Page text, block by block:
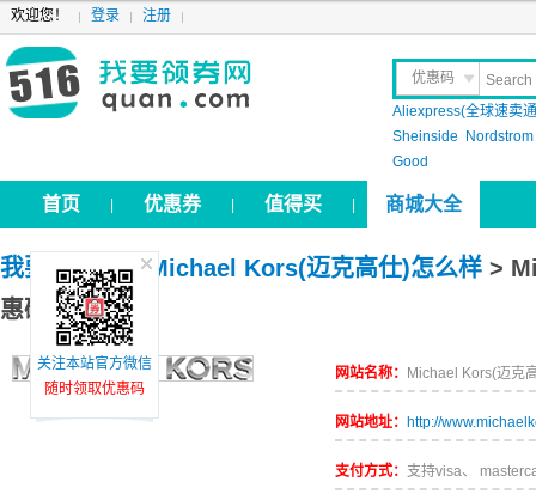
欢迎您！ 登录 注册
优惠码
晒 单
Aliexpress(全球速卖
Sheinside
Good
首页 优惠券 值得买 商城大全
我要领券网>Michael Kors(迈克高仕)怎么样 >
惠码
网站名称： Michael Kors(迈克
网站地址： http://
支付方式： 支持visa、
关注本站官方微信
随时领取优惠码